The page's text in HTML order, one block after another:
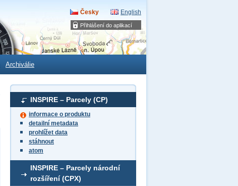
Přihlášení do aplikací
Česky English
Archiválie
INSPIRE – Parcely (CP)
informace o produktu
detailní metadata
prohlížet data
stáhnout
atom
INSPIRE – Parcely národní
rozšíření (CPX)